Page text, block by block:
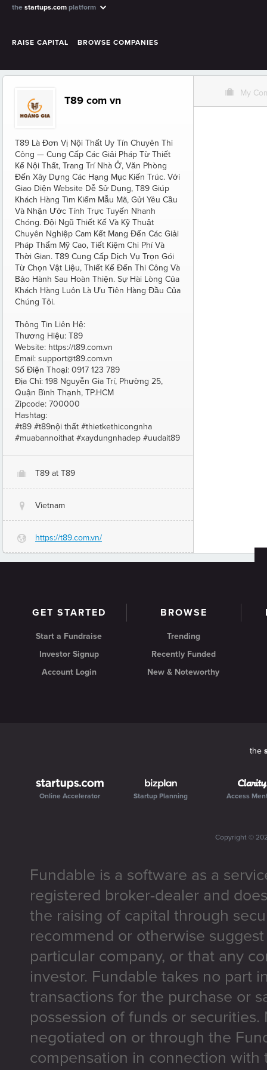
the startups.com platform
RAISE CAPITAL BROWSE COMPANIES
T89 com vn
T89 Là Đơn Vị Nội Thất Uy Tín Chuyên Thi
Công — Cung Cấp Các Giải Pháp Từ Thiết
Kế Nội Thất, Trang Trí Nhà Ở, Văn Phòng
Đến Xây Dựng Các Hạng Mục Kiến Trúc. Với
Giao Diện Website Dễ Sử Dụng, T89 Giúp
Khách Hàng Tìm Kiếm Mẫu Mã, Gửi Yêu Cầu
Và Nhận Ước Tính Trực Tuyến Nhanh
Chóng. Đội Ngũ Thiết Kế Và Kỹ Thuật
Chuyên Nghiệp Cam Kết Mang Đến Các Giải
Pháp Thẩm Mỹ Cao, Tiết Kiệm Chi Phí Và
Thời Gian. T89 Cung Cấp Dịch Vụ Trọn Gói
Từ Chọn Vật Liệu, Thiết Kế Đến Thi Công Và
Bảo Hành Sau Hoàn Thiện. Sự Hài Lòng Của
Khách Hàng Luôn Là Ưu Tiên Hàng Đầu Của
Chúng Tôi.
Thông Tin Liên Hệ:
Thương Hiệu: T89
Website: https://t89.com.vn
Email: support@t89.com.vn
Số Điện Thoại: 0917 123 789
Địa Chỉ: 198 Nguyễn Gia Trí, Phường 25,
Quận Bình Thạnh, TP.HCM
Zipcode: 700000
Hashtag:
#t89 #t89nội thất #thietkethicongnha
#muabannoithat #xaydungnhadep #uudait89
O T89 at T89
@ Vietnam
G https://t89.com.vn/
O My
GET STARTED
Start a Fundraise
Investor Signup
Account Login
BROWSE
Trending
Recently Funded
New & Noteworthy
the
Online Accelerator Startup Planning Access
Copyright ©
Fundable is a software as a
registered broker-dealer and
the raising of capital through
recommend or otherwise
particular company, or that any
investor. Fundable takes no part
transactions for the purchase or
possession of funds or
negotiated on or through the
compensation in connection with